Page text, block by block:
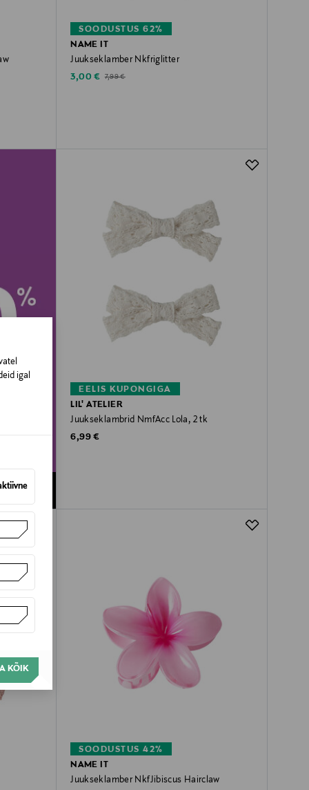
igal
KÕIK
SOODUSTUS 62%
NAME IT
Juukseklamber Nkfriglitter
Discounted Price
3,00 € Original Price
7,99 €
EELIS KUPONGIGA
LIL' ATELIER
Juukseklambrid NmfAcc Lola, 2 tk
Original Price
6,99 €
SOODUSTUS 42%
NAME IT
Juukseklamber NkfJibiscus Hairclaw